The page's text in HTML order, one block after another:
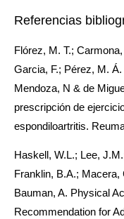
Referencias
Flórez, M. T.;
Garcia, F.; Pérez, M.
Mendoza, N & de
prescripción de
espondiloartritis.
Haskell, W.L.; Lee,
Franklin, B.A.; Macera,
Bauman, A. Physical
Recommendation for